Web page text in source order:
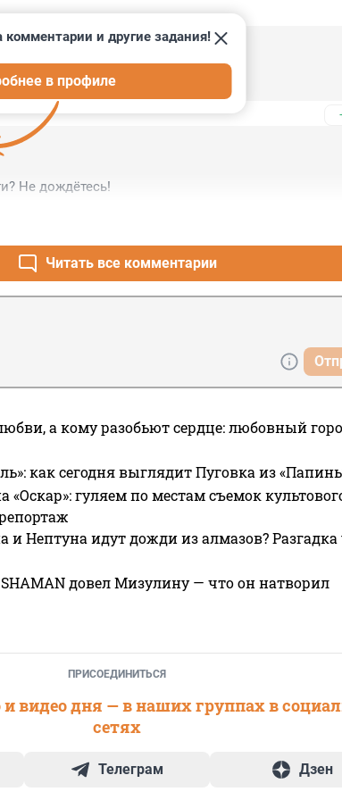
комментарии и другие задания!
в профиле
Не дождётесь!
Читать все комментарии
а кому разобьют сердце: любовный
как сегодня выглядит Пуговка из
«Оскар»: гуляем по местам съемок
и Нептуна идут дожди из алмазов?
SHAMAN довел Мизулину — что он натворил
ПРИСОЕДИНИТЬСЯ
видео дня — в наших группах в
сетях
Телеграм Дзен